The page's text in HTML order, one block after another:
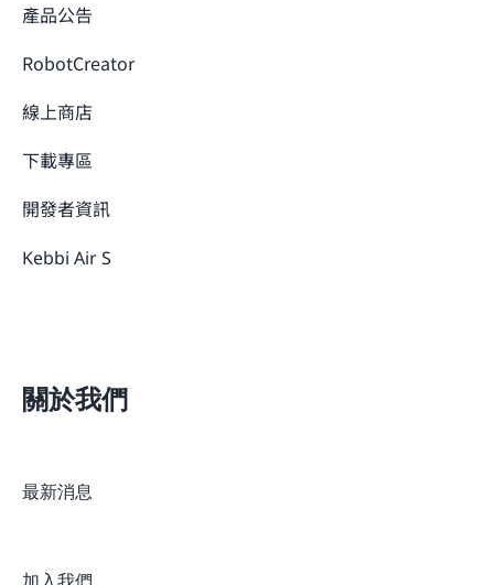
產品公告
RobotCreator
線上商店
下載專區
開發者資訊
Kebbi Air S
關於我們
最新消息